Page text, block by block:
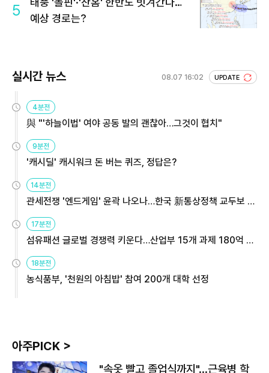
5
예상 경로는?
실시간 뉴스 08.07 16:02 UPDATE
4분전
與 "'하늘이법' 여야 공동 발의 괜찮아…그것이 협치"
9분전
'캐시딜' 캐시워크 돈 버는 퀴즈, 정답은?
14분전
관세전쟁 '엔드게임' 윤곽 나오나…한국 新통상정책 교두보 활
용해야
17분전
섬유패션 글로벌 경쟁력 키운다…산업부 15개 과제 180억 지
원
18분전
농식품부, '천원의 아침밥' 참여 200개 대학 선정
아주PICK >
"속옷 빨고 졸업식까지"…근육병 학